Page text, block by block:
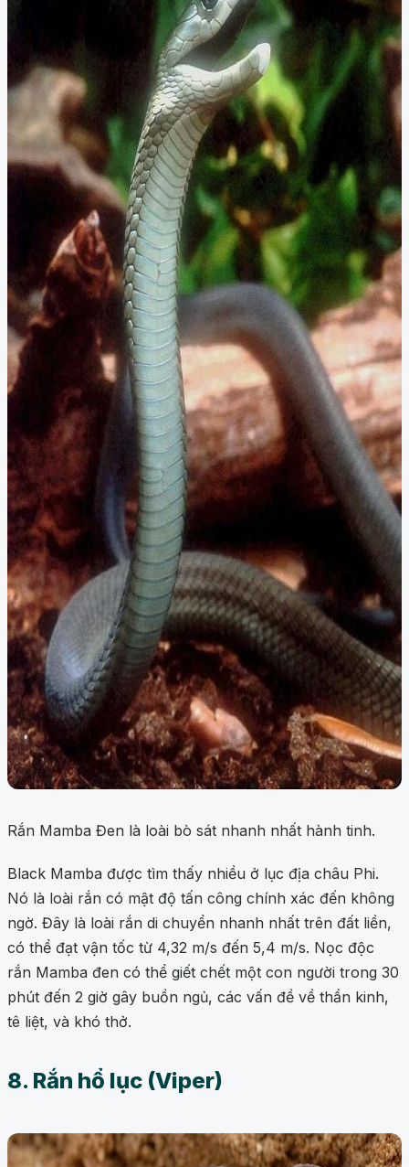
Rắn Mamba Đen là loài bò sát nhanh nhất hành tinh.
Black Mamba được tìm thấy nhiều ở lục địa châu Phi.
Nó là loài rắn có mật độ tấn công chính xác đến không
ngờ. Đây là loài rắn di chuyển nhanh nhất trên đất liền,
có thể đạt vận tốc từ 4,32 m/s đến 5,4 m/s. Nọc độc
rắn Mamba đen có thể giết chết một con người trong 30
phút đến 2 giờ gây buồn ngủ, các vấn đề về thần kinh,
tê liệt, và khó thở.
8. Rắn hổ lục (Viper)